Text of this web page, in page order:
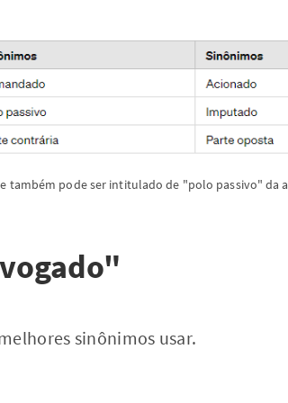
também pode ser intitulado de "polo passivo" da
sinônimos usar.